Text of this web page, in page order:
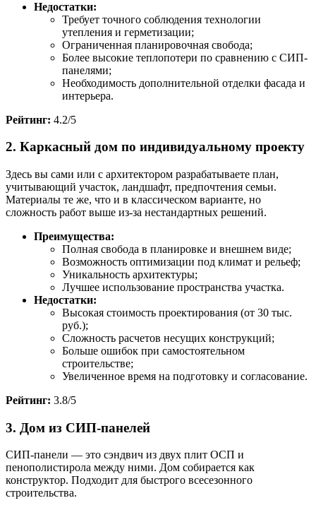
Недостатки:
Требует точного соблюдения технологии
утепления и герметизации;
Ограниченная планировочная свобода;
Более высокие теплопотери по сравнению с СИП-
панелями;
Необходимость дополнительной отделки фасада и
интерьера.
Рейтинг: 4.2/5
2. Каркасный дом по индивидуальному проекту
Здесь вы сами или с архитектором разрабатываете план,
учитывающий участок, ландшафт, предпочтения семьи.
Материалы те же, что и в классическом варианте, но
сложность работ выше из-за нестандартных решений.
Преимущества:
Полная свобода в планировке и внешнем виде;
Возможность оптимизации под климат и рельеф;
Уникальность архитектуры;
Лучшее использование пространства участка.
Недостатки:
Высокая стоимость проектирования (от 30 тыс.
руб.);
Сложность расчетов несущих конструкций;
Больше ошибок при самостоятельном
строительстве;
Увеличенное время на подготовку и согласование.
Рейтинг: 3.8/5
3. Дом из СИП-панелей
СИП-панели — это сэндвич из двух плит ОСП и
пенополистирола между ними. Дом собирается как
конструктор. Подходит для быстрого всесезонного
строительства.